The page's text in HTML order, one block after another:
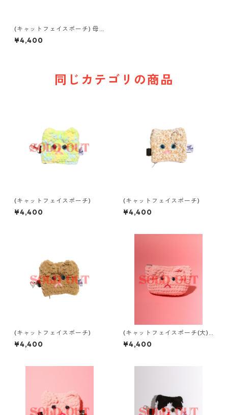
(キャットフェイスポーチ) 母
× mix コラボ camel Rame mi
x
¥4,400
同じカテゴリの商品
(キャットフェイスポーチ)
¥4,400
(キャットフェイスポーチ)
¥4,400
(キャットフェイスポーチ)
¥4,400
(キャットフェイスポーチ(大))
母 × mix (pink)
¥4,400